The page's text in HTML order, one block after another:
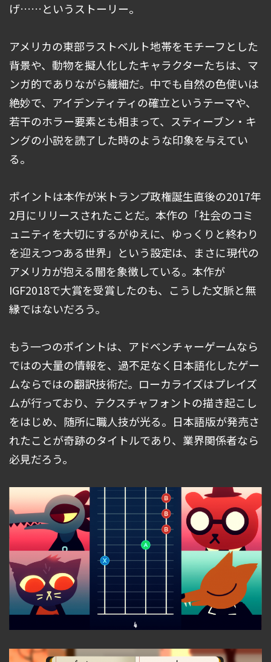
げ……というストーリー。
アメリカの東部ラストベルト地帯をモチーフとした
背景や、動物を擬人化したキャラクターたちは、マ
ンガ的でありながら繊細だ。中でも自然の色使いは
絶妙で、アイデンティティの確立というテーマや、
若干のホラー要素とも相まって、スティーブン・キ
ングの小説を読了した時のような印象を与えてい
る。
ポイントは本作が米トランプ政権誕生直後の2017年
2月にリリースされたことだ。本作の「社会のコミ
ュニティを大切にするがゆえに、ゆっくりと終わり
を迎えつつある世界」という設定は、まさに現代の
アメリカが抱える闇を象徴している。本作が
IGF2018で大賞を受賞したのも、こうした文脈と無
縁ではないだろう。
もう一つのポイントは、アドベンチャーゲームなら
ではの大量の情報を、過不足なく日本語化したゲー
ムならではの翻訳技術だ。ローカライズはプレイズ
ムが行っており、テクスチャフォントの描き起こし
をはじめ、随所に職人技が光る。日本語版が発売さ
れたことが奇跡のタイトルであり、業界関係者なら
必見だろう。